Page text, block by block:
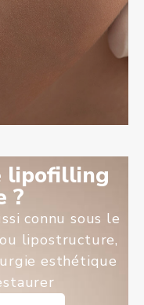
lipofilling
?
connu sous le
lipostructure,
esthétique